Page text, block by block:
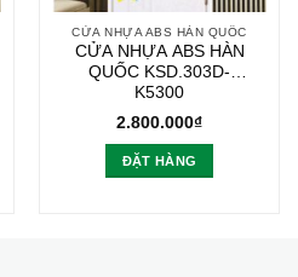
CỬA NHỰA ABS HÀN QUỐC
CỬA NHỰA ABS HÀN
QUỐC KSD.303D-
K5300
2.800.000₫
ĐẶT HÀNG